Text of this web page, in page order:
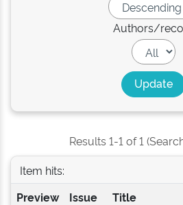
Authors/
Results 1-1 of 1
Item hits:
Preview
Issue
Title